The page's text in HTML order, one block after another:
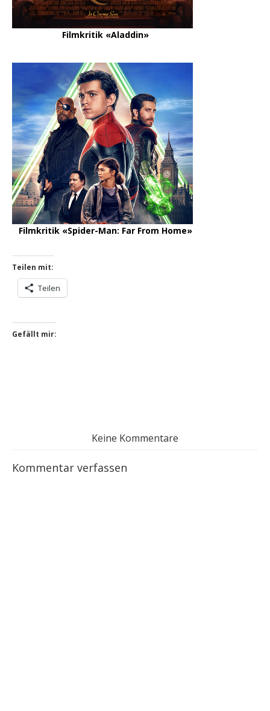
Filmkritik «Aladdin»
Filmkritik «Spider-Man: Far From Home»
Teilen mit:
Teilen
Gefällt mir:
Keine Kommentare
Kommentar verfassen